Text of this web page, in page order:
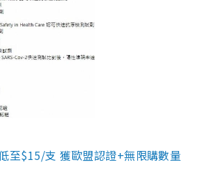
至$15/支 獲歐盟認證+無限購數量